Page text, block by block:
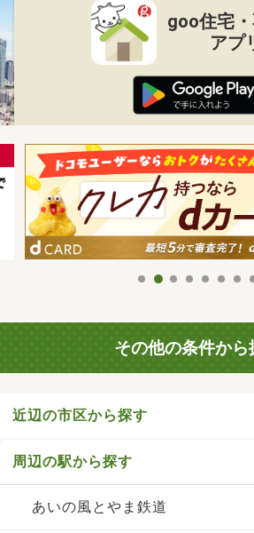
goo住宅
アプ
その他の条件から
近辺の市区から探す
周辺の駅から探す
あいの風とやま鉄道